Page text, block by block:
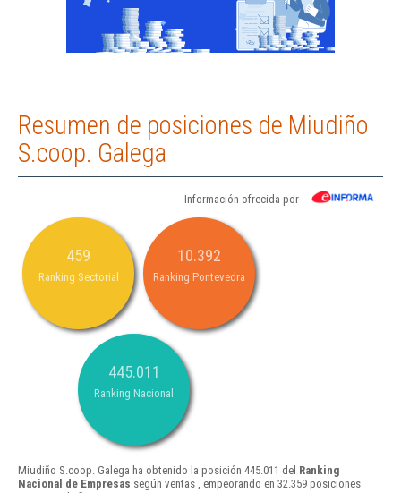
Resumen de posiciones de Miudiño
S.coop. Galega
Información ofrecida por
459
Ranking Sectorial
10.392
Ranking Pontevedra
445.011
Ranking Nacional
Miudiño S.coop. Galega ha obtenido la posición 445.011 del Ranking
Nacional de Empresas según ventas , empeorando en 32.359 posiciones